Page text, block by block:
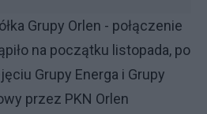
Grupy Orlen - połączenie
na początku listopada, po
Grupy Energa i Grupy
przez PKN Orlen